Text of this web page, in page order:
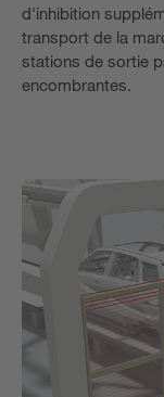
d'inhibition
transport de la
stations de sortie
encombrantes.